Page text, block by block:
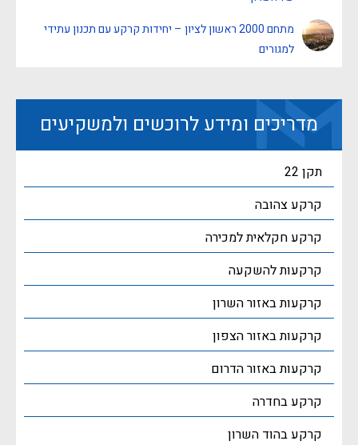
מתחם 2000 ראשון לציון – יחידות קרקע עם תכנון עתידי
למגורים
מדריכים ומידע לרוכשים ולמשקיעים
תקן 22
קרקע צהובה
קרקע חקלאית למכירה
קרקעות להשקעה
קרקעות באזור השרון
קרקעות באזור הצפון
קרקעות באזור הדרום
קרקע בחדרה
קרקע בהוד השרון